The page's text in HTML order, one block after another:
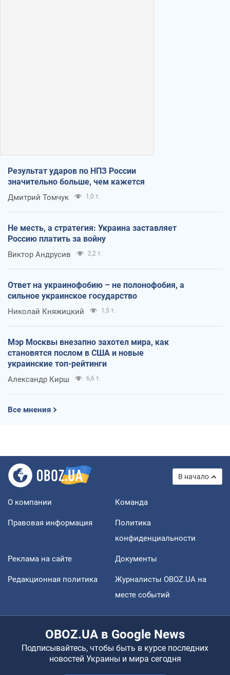
Результат ударов по НПЗ России
значительно больше, чем кажется
Дмитрий Томчук 1,0 т.
Не месть, а стратегия: Украина заставляет
Россию платить за войну
Виктор Андрусив 2,2 т.
Ответ на украинофобию – не полонофобия, а
сильное украинское государство
Николай Княжицкий 1,5 т.
Мэр Москвы внезапно захотел мира, как
становятся послом в США и новые
украинские топ-рейтинги
Александр Кирш 6,6 т.
Все мнения
В начало
О компании Команда
Правовая информация
Политика
конфиденциальности
Реклама на сайте Документы
Редакционная политика
Журналисты OBOZ.UA на
месте событий
OBOZ.UA в Google News
Подписывайтесь, чтобы быть в курсе последних
новостей Украины и мира сегодня